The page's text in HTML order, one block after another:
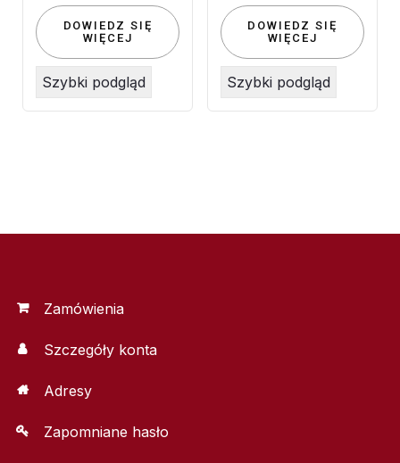
DOWIEDZ SIĘ
WIĘCEJ
Szybki podgląd
DOWIEDZ SIĘ
WIĘCEJ
Szybki podgląd
Zamówienia
Szczegóły konta
Adresy
Zapomniane hasło